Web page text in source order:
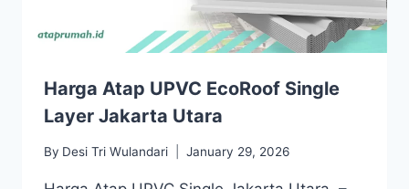
Harga Atap UPVC EcoRoof Single
Layer Jakarta Utara
By Desi Tri Wulandari January 29, 2026